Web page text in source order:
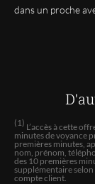
EVELYNE
Marie
Dommage
l'échange
dans un proche
(1) L’accès à cette
minutes de voyance
premières minutes,
nom, prénom,
des 10 premières
supplémentaire
compte client.